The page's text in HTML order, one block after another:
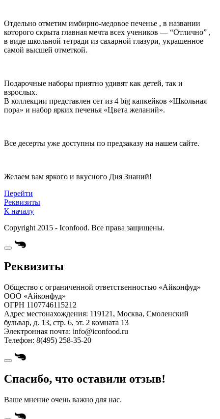
Отдельно отметим имбирно-медовое печенье , в названии
которого скрыта главная мечта всех учеников — “Отлично” ,
в виде школьной тетради из сахарной глазури, украшенное
самой высшей отметкой.
Подарочные наборы приятно удивят как детей, так и
взрослых.
В коллекции представлен сет из 4 big капкейков «Школьная
пора» и набор ярких печенья «Цвета желаний».
Все десерты уже доступны по предзаказу на нашем сайте.
Желаем вам яркого и вкусного Дня Знаний!
Перейти
Реквизиты
К началу
Copyright 2015 - Iconfood. Все права защищены.
Реквизиты
Общество с ограниченной ответственностью «Айконфуд»
ООО «Айконфуд»
ОГРН 1107746115212
Адрес местонахождения: 119121, Москва, Смоленский
бульвар, д. 13, стр. 6, эт. 2 комната 13
Электронная почта: info@iconfood.ru
Телефон: 8(495) 258-35-20
Спасибо, что оставили отзыв!
Ваше мнение очень важно для нас.